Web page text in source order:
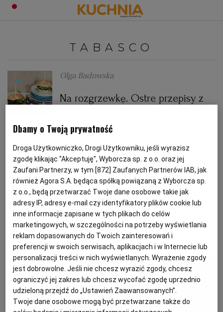
OBIADY
KOLACJE
DESERY
ZUPY
CIASTA
NAPOJE
SAŁATKI
MAKARONY
HALLOWEEN
BOŻE NARODZENIE
KARNAWAŁ
WIELKANOC
WALENTYNKI
DOMOWE PRZYJĘCIE
GRILL
KUCHNIE ŚWIATA
KUCHNIA WŁOSKA
KUCHNIA BRYTYJSKA
KUCHNIA AFRYKAŃSKA
KUCHNIA JAPOŃSKA
KUCHNIA CHIŃSKA
KUCHNIA TAJSKA
KUCHNIA GRECKA
DANIA SEZONOWE
PORADY
SZKOŁA GOTOWANIA
PORADY
ZAKUPY
SPRZĘT KUCHENNY
ZDROWA DIETA
DIETA
FIT PRZEPISY
WEGE
WEGAN
DO POCZYTANIA
PODRÓŻE KULINARNE
HISTORIE KULINARNE
FELIETONY KULINARNE
NASZE SERWISY
SERWISY LOKALNE
BIAŁYSTOK
WYBORCZA.PL
Zaloguj się
TABASCO
Olga Badowska
Na rozgrzewkę. Ostre przepisy z
Olga Badowska
Historia tabasco. Stąd do ostrości
KUCHNIA AMERYKAŃSKA TABASCO
MATERIAŁ PROMOCYJNY
Dbamy o Twoją prywatność
Droga Użytkowniczko, Drogi Użytkowniku, jeśli wyrazisz
zgodę klikając "Akceptuję", Wyborcza sp. z o.o. oraz jej
Zaufani Partnerzy, w tym [872] Zaufanych Partnerów IAB, jak
również Agora S.A. będąca spółką powiązaną z Wyborcza sp.
z o.o., będą przetwarzać Twoje dane osobowe takie jak
adresy IP, adresy e-mail czy identyfikatory plików cookie lub
inne informacje zapisane w tych plikach do celów
marketingowych, w szczególności na potrzeby wyświetlania
reklam dopasowanych do Twoich zainteresowań i
preferencji w swoich serwisach, aplikacjach i w Internecie lub
personalizacji treści w nich wyświetlanych. Wyrażenie zgody
jest dobrowolne. Jeśli nie chcesz wyrazić zgody, chcesz
ograniczyć jej zakres lub chcesz wycofać zgodę uprzednio
udzieloną przejdź do „Ustawień Zaawansowanych”.
Twoje dane osobowe mogą być przetwarzane także do